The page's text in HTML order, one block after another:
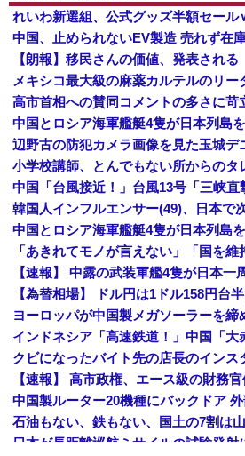
れいわ新選組、公式グッズ半額セール
【朗報】移民さんの価値、発表される
ヨーロッパが中国製メガソーラーを締
クビになったバイト先の店長のインス